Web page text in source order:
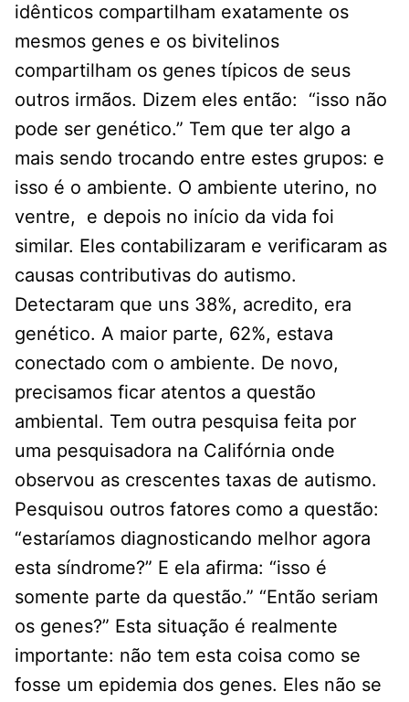
idênticos compartilham exatamente os
mesmos genes e os bivitelinos
compartilham os genes típicos de seus
outros irmãos. Dizem eles então: “isso não
pode ser genético.” Tem que ter algo a
mais sendo trocando entre estes grupos: e
isso é o ambiente. O ambiente uterino, no
ventre, e depois no início da vida foi
similar. Eles contabilizaram e verificaram as
causas contributivas do autismo.
Detectaram que uns 38%, acredito, era
genético. A maior parte, 62%, estava
conectado com o ambiente. De novo,
precisamos ficar atentos a questão
ambiental. Tem outra pesquisa feita por
uma pesquisadora na Califórnia onde
observou as crescentes taxas de autismo.
Pesquisou outros fatores como a questão:
“estaríamos diagnosticando melhor agora
esta síndrome?” E ela afirma: “isso é
somente parte da questão.” “Então seriam
os genes?” Esta situação é realmente
importante: não tem esta coisa como se
fosse um epidemia dos genes. Eles não se